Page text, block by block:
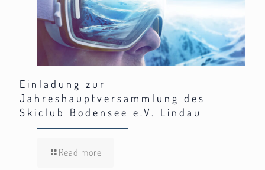
Einladung zur
Jahreshauptversammlung des
Skiclub Bodensee e.V. Lindau
Read more